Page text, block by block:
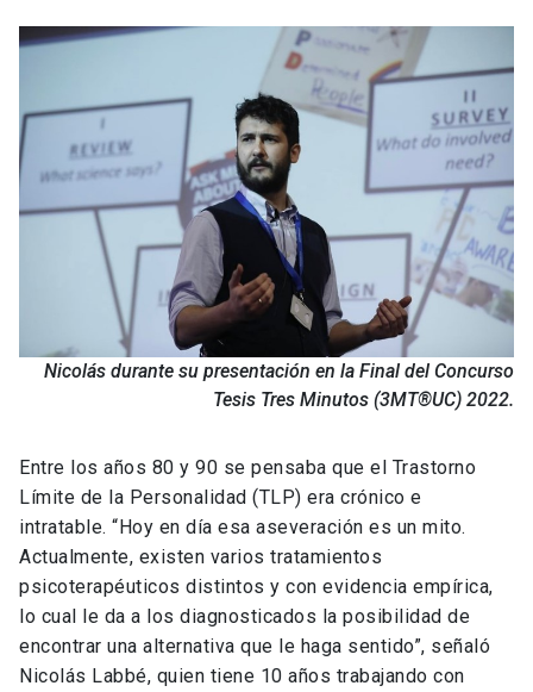
Nicolás durante su presentación en la Final del Concurso
Tesis Tres Minutos (3MT®UC) 2022.
Entre los años 80 y 90 se pensaba que el Trastorno
Límite de la Personalidad (TLP) era crónico e
intratable. “Hoy en día esa aseveración es un mito.
Actualmente, existen varios tratamientos
psicoterapéuticos distintos y con evidencia empírica,
lo cual le da a los diagnosticados la posibilidad de
encontrar una alternativa que le haga sentido”, señaló
Nicolás Labbé, quien tiene 10 años trabajando con